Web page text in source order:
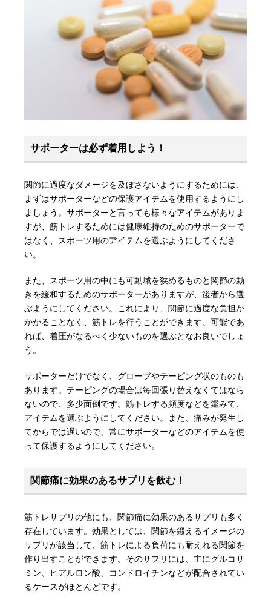
サポーターは必ず着用しよう！
関節に過度なダメージを及ぼさないようにするためには、
まずはサポーターなどの保護アイテムを使用するようにし
ましょう。サポーターと言っても様々なアイテムがありま
すが、筋トレするためには健康維持のためのサポーターで
はなく、スポーツ用のアイテムを選ぶようにしてくださ
い。
また、スポーツ用の中にも可動域を狭めるものと関節の動
きを緩和するためのサポーターがありますが、後者から選
ぶようにしてください。これにより、関節に過度な負担が
かかることなく、筋トレを行うことができます。可能であ
れば、着圧がなるべく少ないものを選ぶとなお良いでしょ
う。
サポーターだけでなく、グローブやテーピング状のものも
あります。テーピングの場合は毎回張り替えなくてはなら
ないので、多少面倒です。筋トレする頻度などを鑑みて、
アイテムを選ぶようにしてください。また、痛みが発生し
てからでは遅いので、常にサポーターなどのアイテムを使
って保護するようにしてください。
関節痛に効果のあるサプリを飲む！
筋トレサプリの他にも、関節痛に効果のあるサプリも多く
存在しています。効果としては、関節を鍛えるイメージの
サプリが該当して、筋トレによる負荷にも耐えれる関節を
作り出すことができます。そのサプリには、主にグルコサ
ミン、ヒアルロン酸、コンドロイチンなどが配合されてい
るケースがほとんどです。